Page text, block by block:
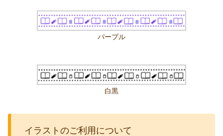
パープル
白黒
イラストのご利用について